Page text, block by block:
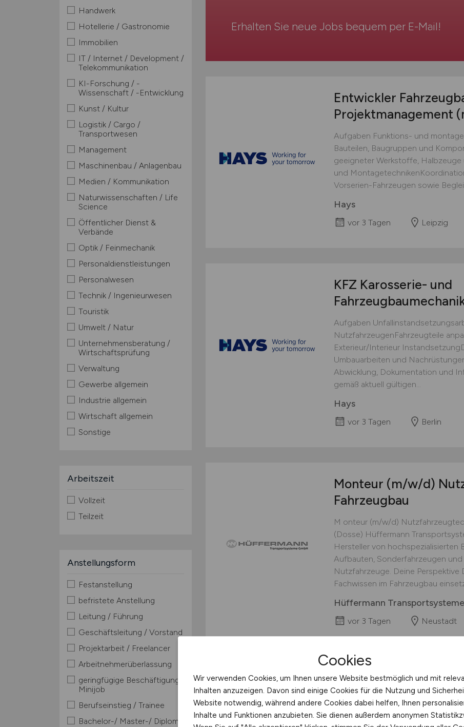
Handwerk
Hotellerie / Gastronomie
Immobilien
IT / Internet / Development /
Telekommunikation
KI-Forschung / -
Wissenschaft / -Entwicklung
Kunst / Kultur
Logistik / Cargo /
Transportwesen
Management
Maschinenbau / Anlagenbau
Medien / Kommunikation
Naturwissenschaften / Life
Science
Öffentlicher Dienst &
Verbände
Optik / Feinmechanik
Personaldienstleistungen
Personalwesen
Technik / Ingenieurwesen
Touristik
Umwelt / Natur
Unternehmensberatung /
Wirtschaftsprüfung
Verwaltung
Gewerbe allgemein
Industrie allgemein
Wirtschaft allgemein
Sonstige
Arbeitszeit
Vollzeit
Teilzeit
Anstellungsform
Festanstellung
befristete Anstellung
Leitung / Führung
Geschäftsleitung / Vorstand
Projektarbeit / Freelancer
Arbeitnehmerüberlassung
geringfügige Beschäftigung /
Minijob
Berufseinstieg / Trainee
Bachelor-/ Master-/ Diplom-
Erhalten Sie neue Jobs bequem per E-Mail!
Entwickler
Projektmanagement
Aufgaben Funktions- und
Bauteilen, Baugruppen und
geeigneter Werkstoffe,
und
Vorserien-Fahrzeugen sowie
Hays
vor 3 Tagen Leipzig
KFZ Karosserie- und
Aufgaben
NutzfahrzeugenFahrzeugteile
Exterieur/Interieur
Umbauarbeiten und
Abwicklung, Dokumentation und
gemäß aktuell gültigen...
Hays
vor 3 Tagen Berlin
Monteur (m/w/d)
Fahrzeugbau
M onteur (m/w/d)
(Dosse) Hüffermann
Hersteller von hochspezialisierten
Aufbauten, Sonderfahrzeugen
Nutzfahrzeuge. Deine
Fachwissen im Fahrzeugbau
Hüffermann
vor 3 Tagen Neustadt
Mechatroniker im
Mit über 150 Jahren Erfahrung
und Innovationskraft zu einem
Cookies
Wir verwenden Cookies, um Ihnen unsere Website bestmöglich und mit
Inhalten anzuzeigen. Davon sind einige Cookies für die Nutzung und
Website notwendig, während andere Cookies dabei helfen, Ihnen
Inhalte und Funktionen anzubieten. Sie dienen außerdem anonymen